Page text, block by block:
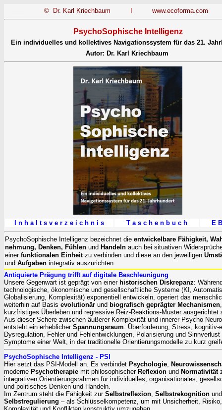
© Dr. Karl Kriechbaum I www.ecoforma.com
PsychoSophische Intelligenz
Ein individuelles und kollektives Navigationssystem für das 21.
Autor: Dr. Karl Kriechbaum
I n h a l t s v e r z e i c h n i s T a s c h e n b u c h E
PsychoSophische Intelligenz bezeichnet die entwickelbare Fähigkeit,
nehmung, Denken, Fühlen und Handeln auch bei situativen
einer funktionalen Einheit zu verbinden und diese an den jeweiligen
und Aufgaben integrativ auszurichten.
Antiquierte Prägung trifft auf digitale Beschleunigung
Unsere Gegenwart ist geprägt von einer historischen Diskrepanz:
technologische, ökonomische und gesellschaftliche Systeme (KI,
Globalisierung, Komplexität) exponentiell entwickeln, operiert das
weiterhin auf Basis evolutionär und biografisch geprägter Mechanismen
kurzfristiges Überleben und regressive Reiz-Reaktions-Muster ausgerichtet
Aus dieser Schere zwischen äußerer Komplexität und innerer Psycho-
entsteht ein erheblicher Spannungsraum: Überforderung, Stress, kognitiv-
Dysregulation, Fehler und Fehlentwicklungen, Polarisierung und Sinnverlust
Symptome einer Welt, in der traditionelle Orientierungsmodelle zu kurz
PsychoSophische Intelligenz - PSI
Hier setzt das PSI-Modell an. Es verbindet Psychologie,
moderne Psychotherapie mit philosophischer Reflexion und Normativität
integrativen Orientierungsrahmen für individuelles, organisationales,
und politisches Denken und Handeln.
Im Zentrum steht die Fähigkeit zur Selbstreflexion, Selbstrekognition und
Selbstregulierung – als Schlüsselkompetenz, um mit Unsicherheit,